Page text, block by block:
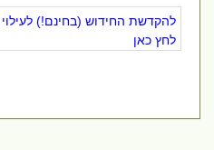
להקדשת החידוש (בחינם!) לעילוי
לחץ כאן